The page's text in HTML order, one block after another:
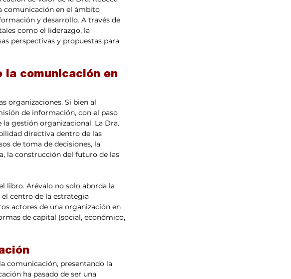
comunicación en el ámbito
y desarrollo. A través de
como el liderazgo, la
perspectivas y propuestas para
la comunicación en
organizaciones. Si bien al
de información, con el paso
gestión organizacional. La Dra.
directiva dentro de las
de toma de decisiones, la
la construcción del futuro de las
libro. Arévalo no solo aborda la
centro de la estrategia
actores de una organización en
de capital (social, económico,
comunicación, presentando la
ha pasado de ser una